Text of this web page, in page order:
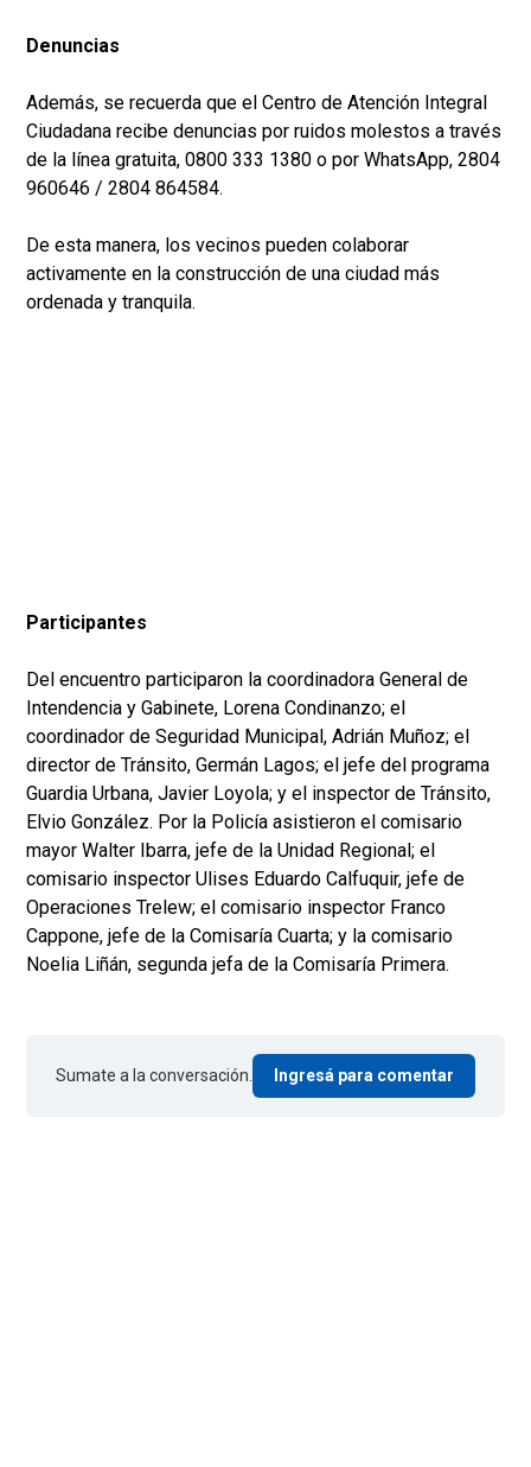
Denuncias
Además, se recuerda que el Centro de Atención Integral
Ciudadana recibe denuncias por ruidos molestos a través
de la línea gratuita, 0800 333 1380 o por WhatsApp, 2804
960646 / 2804 864584.
De esta manera, los vecinos pueden colaborar
activamente en la construcción de una ciudad más
ordenada y tranquila.
Participantes
Del encuentro participaron la coordinadora General de
Intendencia y Gabinete, Lorena Condinanzo; el
coordinador de Seguridad Municipal, Adrián Muñoz; el
director de Tránsito, Germán Lagos; el jefe del programa
Guardia Urbana, Javier Loyola; y el inspector de Tránsito,
Elvio González. Por la Policía asistieron el comisario
mayor Walter Ibarra, jefe de la Unidad Regional; el
comisario inspector Ulises Eduardo Calfuquir, jefe de
Operaciones Trelew; el comisario inspector Franco
Cappone, jefe de la Comisaría Cuarta; y la comisario
Noelia Liñán, segunda jefa de la Comisaría Primera.
Sumate a la conversación. Ingresá para comentar